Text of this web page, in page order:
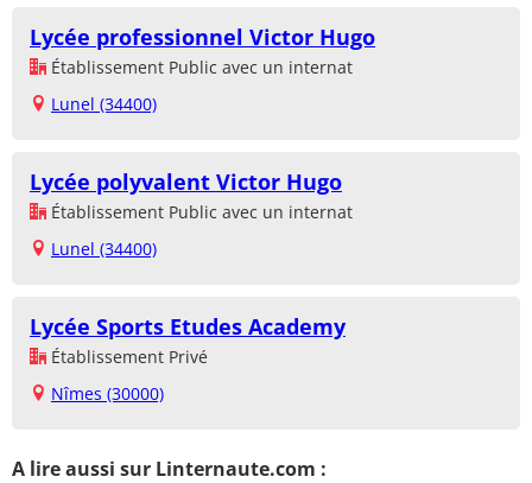
Lycée professionnel Victor Hugo
Établissement Public avec un internat
Lunel (34400)
Lycée polyvalent Victor Hugo
Établissement Public avec un internat
Lunel (34400)
Lycée Sports Etudes Academy
Établissement Privé
Nîmes (30000)
A lire aussi sur Linternaute.com :